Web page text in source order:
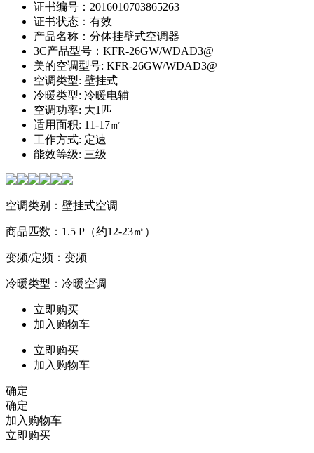
证书编号：2016010703865263
证书状态：有效
产品名称：分体挂壁式空调器
3C产品型号：KFR-26GW/WDAD3@
美的空调型号: KFR-26GW/WDAD3@
空调类型: 壁挂式
冷暖类型: 冷暖电辅
空调功率: 大1匹
适用面积: 11-17㎡
工作方式: 定速
能效等级: 三级
空调类别：壁挂式空调
商品匹数：1.5 P（约12-23㎡）
变频/定频：变频
冷暖类型：冷暖空调
立即购买
加入购物车
立即购买
加入购物车
确定
确定
加入购物车
立即购买